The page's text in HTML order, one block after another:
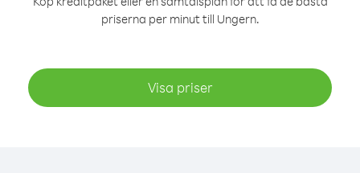
priserna per minut till Ungern.
Visa priser